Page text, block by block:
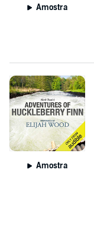
Amostra
Amostra